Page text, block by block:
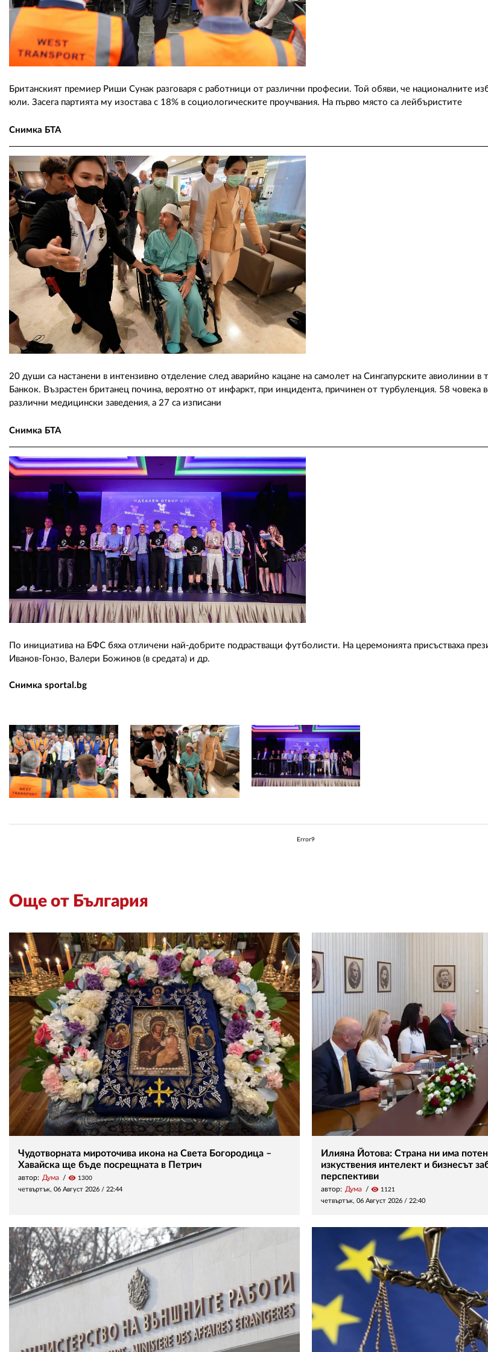
Британският премиер Риши Сунак разговаря с работници от различни професии. Той обяви, че националните
юли. Засега партията му изостава с 18% в социологическите проучвания. На първо място са лейбъристите
Снимка БТА
20 души са настанени в интензивно отделение след аварийно кацане на самолет на Сингапурските авиолинии в
Банкок. Възрастен британец почина, вероятно от инфаркт, при инцидента, причинен от турбуленция. 58 човека
различни медицински заведения, а 27 са изписани
Снимка БТА
По инициатива на БФС бяха отличени най-добрите подрастващи футболисти. На церемонията присъстваха
Иванов-Гонзо, Валери Божинов (в средата) и др.
Снимка sportal.bg
Error9
Още от България
Чудотворната мироточива икона на Света Богородица –
Хавайска ще бъде посрещната в Петрич
автор: Дума visibility 1300
четвъртък, 06 Август 2026 / 22:44
Илияна Йотова: Страна ни има
изкуствения интелект и бизнесът
перспективи
автор: Дума visibility 1121
четвъртък, 06 Август 2026 / 22:40